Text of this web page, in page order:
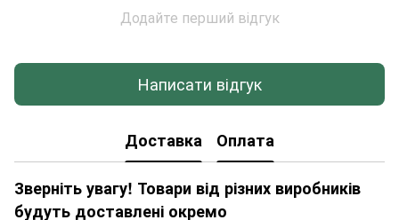
Додайте перший відгук
Написати відгук
Доставка Оплата
Зверніть увагу! Товари від різних виробників
будуть доставлені окремо